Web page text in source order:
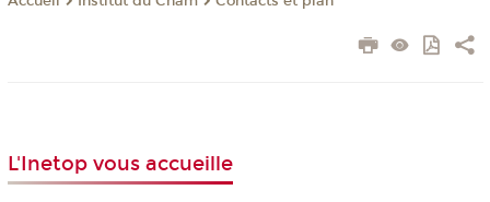
L'Inetop vous accueille